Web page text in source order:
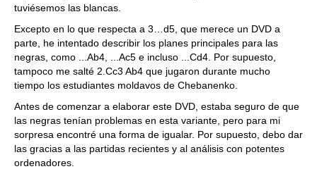
tuviésemos las blancas.
Excepto en lo que respecta a 3…d5, que merece un DVD a
parte, he intentado describir los planes principales para las
negras, como ...Ab4, ...Ac5 e incluso ...Cd4. Por supuesto,
tampoco me salté 2.Cc3 Ab4 que jugaron durante mucho
tiempo los estudiantes moldavos de Chebanenko.
Antes de comenzar a elaborar este DVD, estaba seguro de que
las negras tenían problemas en esta variante, pero para mi
sorpresa encontré una forma de igualar. Por supuesto, debo dar
las gracias a las partidas recientes y al análisis con potentes
ordenadores.